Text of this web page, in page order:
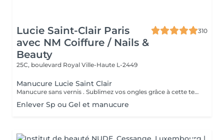
Lucie Saint-Clair Paris
avec NM Coiffure / Nails &
Beauty
310
25C, boulevard Royal Ville-Haute L-2449
Manucure Lucie Saint Clair
Manucure sans vernis . Sublimez vos ongles grâce à cette technique naturelle qui comprend une mise en forme, une élimination tout en douceur de la cuticule. Les ongles retrouvent leur éclat naturel . Manucure avec vernis. Sublimez vos ongles grâce à cette technique naturelle qui comprend une mise en forme, une élimination tout en douceur de la cuticule. Finition complète et impeccable grâce a la pose de vernis.
Enlever Sp ou Gel et manucure